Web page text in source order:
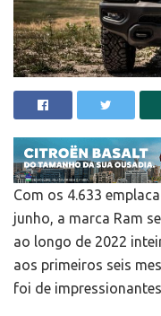
Com os 4.633
junho, a marca Ram
ao longo de 2022
aos primeiros seis
foi de